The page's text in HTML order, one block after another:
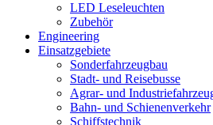
LED Leseleuchten
Zubehör
Engineering
Einsatzgebiete
Sonderfahrzeugbau
Stadt- und Reisebusse
Agrar- und
Bahn- und Schienenverkehr
Schiffstechnik